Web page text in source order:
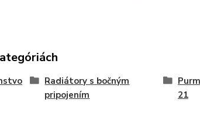
Radiátory s bočným
pripojením
21